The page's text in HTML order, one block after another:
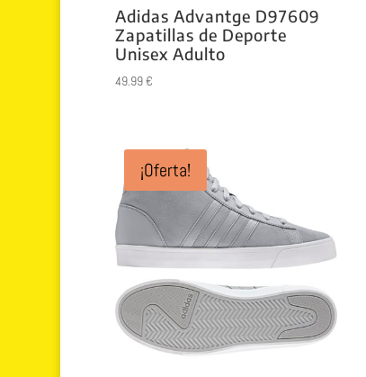
Adidas Advantge D97609
Zapatillas de Deporte
Unisex Adulto
49.99€
¡Oferta!